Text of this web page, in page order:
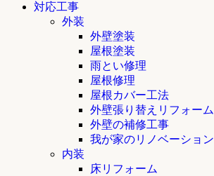
対応工事
外装
外壁塗装
屋根塗装
雨とい修理
屋根修理
屋根カバー工法
外壁張り替えリフォーム
外壁の補修工事
我が家のリノベーション
内装
床リフォーム